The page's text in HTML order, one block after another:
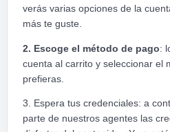
verás varias opciones de la
más te guste.
2. Escoge el método de pago:
cuenta al carrito y seleccionar el
prefieras.
3. Espera tus credenciales: a
parte de nuestros agentes las